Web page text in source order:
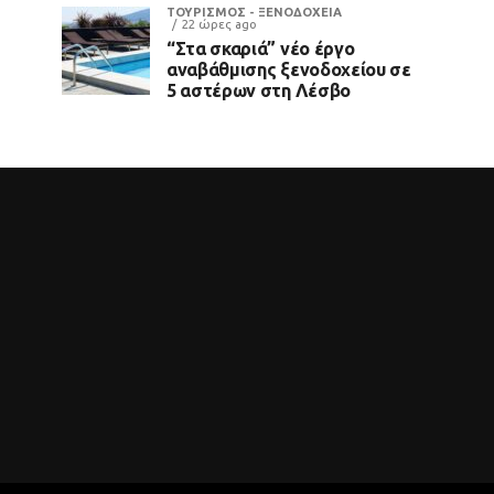
ΤΟΥΡΙΣΜΟΣ - ΞΕΝΟΔΟΧΕΙΑ
22 ώρες ago
“Στα σκαριά” νέο έργο
αναβάθμισης ξενοδοχείου σε
5 αστέρων στη Λέσβο